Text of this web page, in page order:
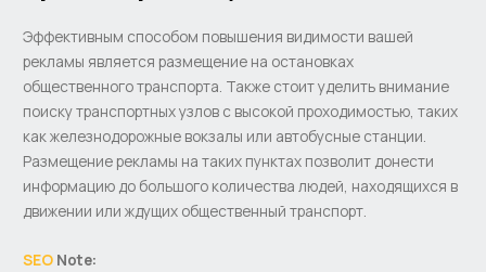
Эффективным способом повышения видимости вашей
рекламы является размещение на остановках
общественного транспорта. Также стоит уделить внимание
поиску транспортных узлов с высокой проходимостью, таких
как железнодорожные вокзалы или автобусные станции.
Размещение рекламы на таких пунктах позволит донести
информацию до большого количества людей, находящихся в
движении или ждущих общественный транспорт.
SEO Note: